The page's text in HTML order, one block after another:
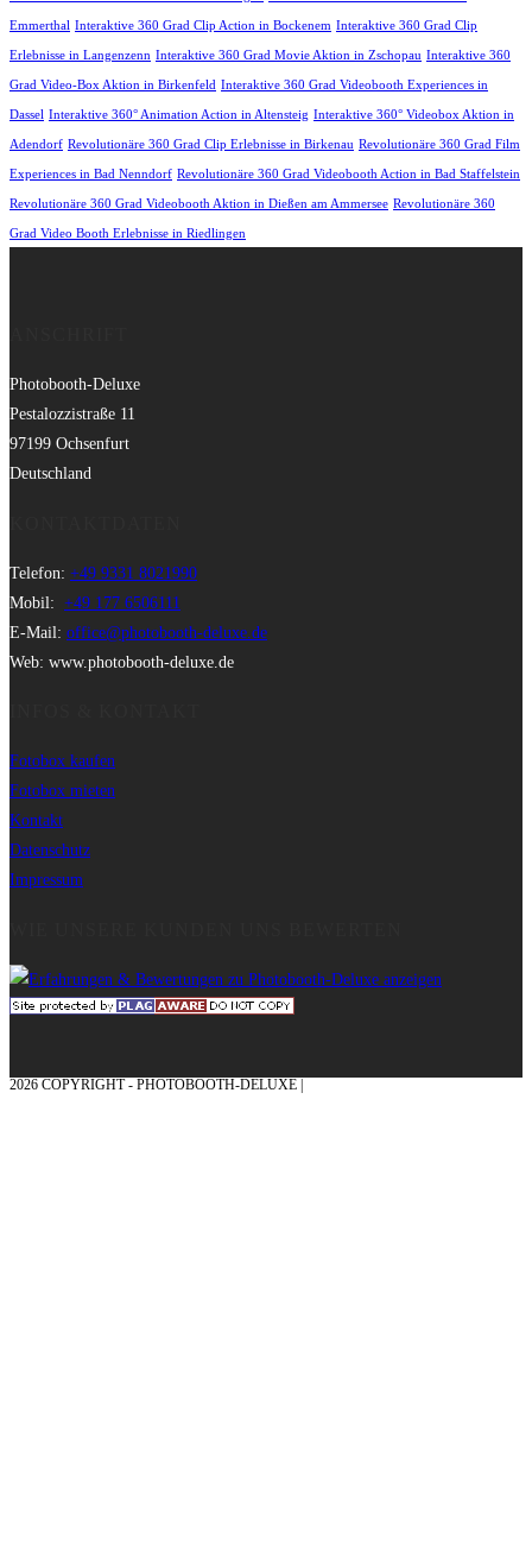
Emmerthal Interaktive 360 Grad Clip Action in Bockenem Interaktive 360 Grad Clip
Erlebnisse in Langenzenn Interaktive 360 Grad Movie Aktion in Zschopau Interaktive 360
Grad Video-Box Aktion in Birkenfeld Interaktive 360 Grad Videobooth Experiences in
Dassel Interaktive 360° Animation Action in Altensteig Interaktive 360° Videobox Aktion in
Adendorf Revolutionäre 360 Grad Clip Erlebnisse in Birkenau Revolutionäre 360 Grad Film
Experiences in Bad Nenndorf Revolutionäre 360 Grad Videobooth Action in Bad Staffelstein
Revolutionäre 360 Grad Videobooth Aktion in Dießen am Ammersee Revolutionäre 360
Grad Video Booth Erlebnisse in Riedlingen
Photobooth-Deluxe
Pestalozzistraße 11
97199 Ochsenfurt
Deutschland
Telefon: +49 9331 8021990
Mobil: +49 177 6506111
E-Mail: office@photobooth-deluxe.de
Web: www.photobooth-deluxe.de
Fotobox kaufen
Fotobox mieten
Kontakt
Datenschutz
Impressum
2026 COPYRIGHT - PHOTOBOOTH-DELUXE |